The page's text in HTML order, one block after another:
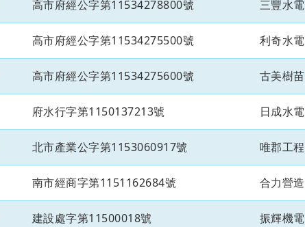
高市府經公字第11534278800號 三豐水
高市府經公字第11534275500號 利奇水
高市府經公字第11534275600號 古美樹
府水行字第1150137213號 日成水
北市產業公字第1153060917號 唯郡工
南市經商字第1151162684號 合力營
建設處字第11500018號 振輝機